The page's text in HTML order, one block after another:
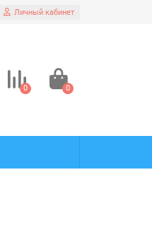
Личный кабинет
0 0